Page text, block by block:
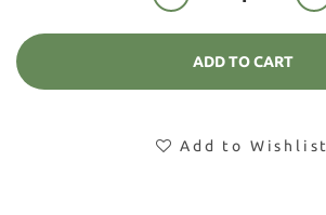
ADD TO CART
Add to Wishlist